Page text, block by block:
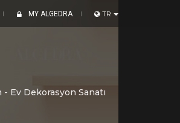
MY ALGEDRA TR
Ev Dekorasyon Sanatı